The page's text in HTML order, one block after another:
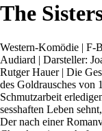
The
Western-Komödie | F-
Audiard | Darsteller:
Rutger Hauer | Die
des Goldrausches von
Schmutzarbeit
sesshaften Leben
Der nach einer